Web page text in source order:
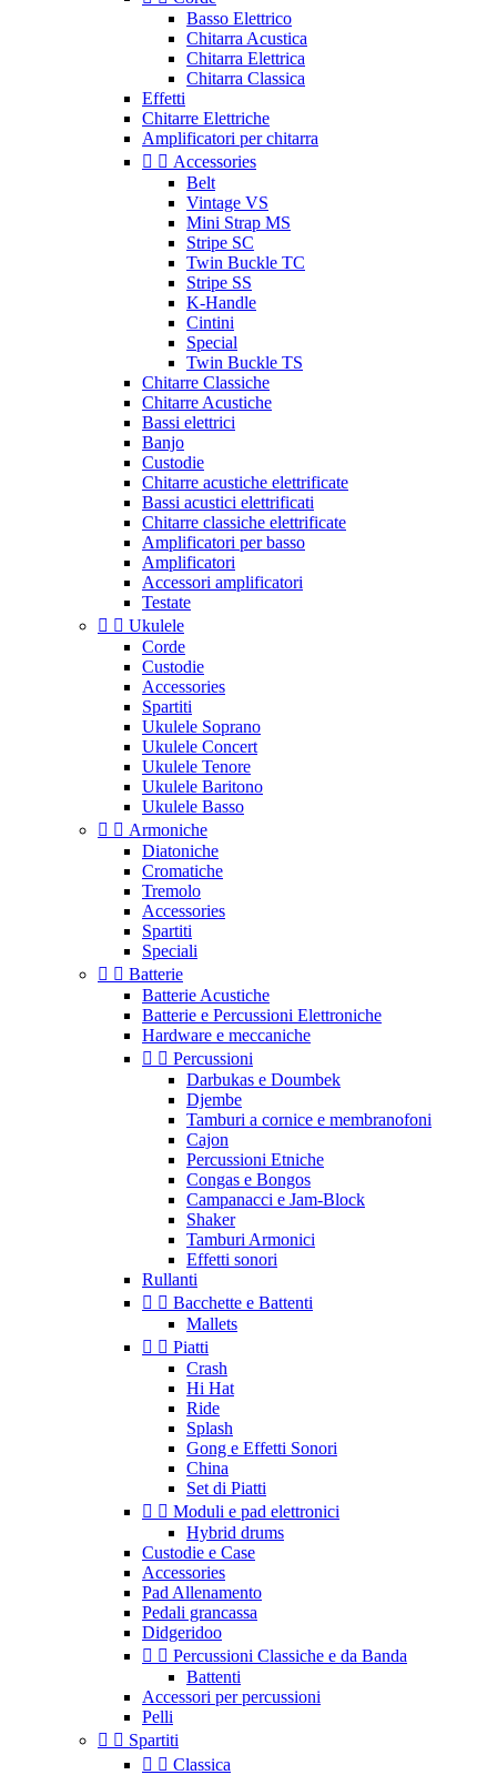
Basso Elettrico
Chitarra Acustica
Chitarra Elettrica
Chitarra Classica
Effetti
Chitarre Elettriche
Amplificatori per chitarra
  Accessories
Belt
Vintage VS
Mini Strap MS
Stripe SC
Twin Buckle TC
Stripe SS
K-Handle
Cintini
Special
Twin Buckle TS
Chitarre Classiche
Chitarre Acustiche
Bassi elettrici
Banjo
Custodie
Chitarre acustiche elettrificate
Bassi acustici elettrificati
Chitarre classiche elettrificate
Amplificatori per basso
Amplificatori
Accessori amplificatori
Testate
  Ukulele
Corde
Custodie
Accessories
Spartiti
Ukulele Soprano
Ukulele Concert
Ukulele Tenore
Ukulele Baritono
Ukulele Basso
  Armoniche
Diatoniche
Cromatiche
Tremolo
Accessories
Spartiti
Speciali
  Batterie
Batterie Acustiche
Batterie e Percussioni Elettroniche
Hardware e meccaniche
  Percussioni
Darbukas e Doumbek
Djembe
Tamburi a cornice e membranofoni
Cajon
Percussioni Etniche
Congas e Bongos
Campanacci e Jam-Block
Shaker
Tamburi Armonici
Effetti sonori
Rullanti
  Bacchette e Battenti
Mallets
  Piatti
Crash
Hi Hat
Ride
Splash
Gong e Effetti Sonori
China
Set di Piatti
  Moduli e pad elettronici
Hybrid drums
Custodie e Case
Accessories
Pad Allenamento
Pedali grancassa
Didgeridoo
  Percussioni Classiche e da Banda
Battenti
Accessori per percussioni
Pelli
  Spartiti
  Classica